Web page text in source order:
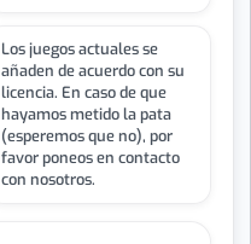
Los juegos actuales se
añaden de acuerdo con su
licencia. En caso de que
hayamos metido la pata
(esperemos que no), por
favor poneos en contacto
con nosotros.